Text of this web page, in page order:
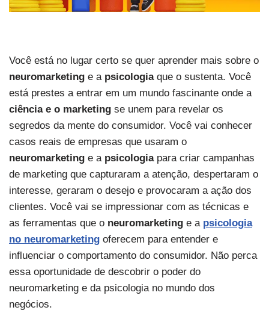
Você está no lugar certo se quer aprender mais sobre o
neuromarketing e a psicologia que o sustenta. Você
está prestes a entrar em um mundo fascinante onde a
ciência e o marketing se unem para revelar os
segredos da mente do consumidor. Você vai conhecer
casos reais de empresas que usaram o
neuromarketing e a psicologiapara criar campanhas
de marketing que capturaram a atenção, despertaram o
interesse, geraram o desejo e provocaram a ação dos
clientes. Você vai se impressionar com as técnicas e
as ferramentas que o neuromarketing e a psicologia
no neuromarketing oferecem para entender e
influenciar o comportamento do consumidor. Não perca
essa oportunidade de descobrir o poder do
neuromarketing e da psicologia no mundo dos
negócios.